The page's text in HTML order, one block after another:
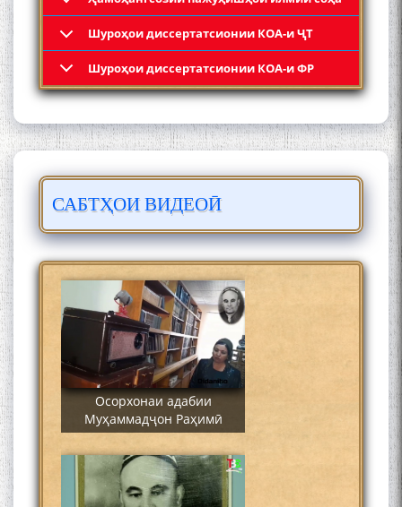
Шyроҳои диссертатсионии КОА-и ҶТ
Шyроҳои диссертатсионии КОА-и ФР
САБТҲОИ ВИДЕОӢ
Кадамчо Худои Шарифзода
Сайре дар Осорхона
Муҳаммадҷон Раҳимӣ
Осорхонаи адабии
Муҳаммадҷон Раҳимӣ